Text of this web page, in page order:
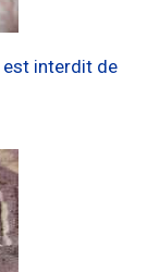
est interdit de